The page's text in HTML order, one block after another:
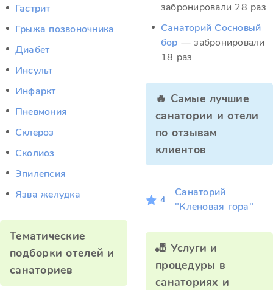
Гастрит
Грыжа позвоночника
Диабет
Инсульт
Инфаркт
Пневмония
Склероз
Сколиоз
Эпилепсия
Язва желудка
Тематические
подборки отелей и
санаториев
забронировали 28 раз
Санаторий Сосновый
бор — забронировали
18 раз
🔥 Самые лучшие
санатории и отели
по отзывам
клиентов
4
Санаторий
"Кленовая гора"
🎳 Услуги и
процедуры в
санаториях и